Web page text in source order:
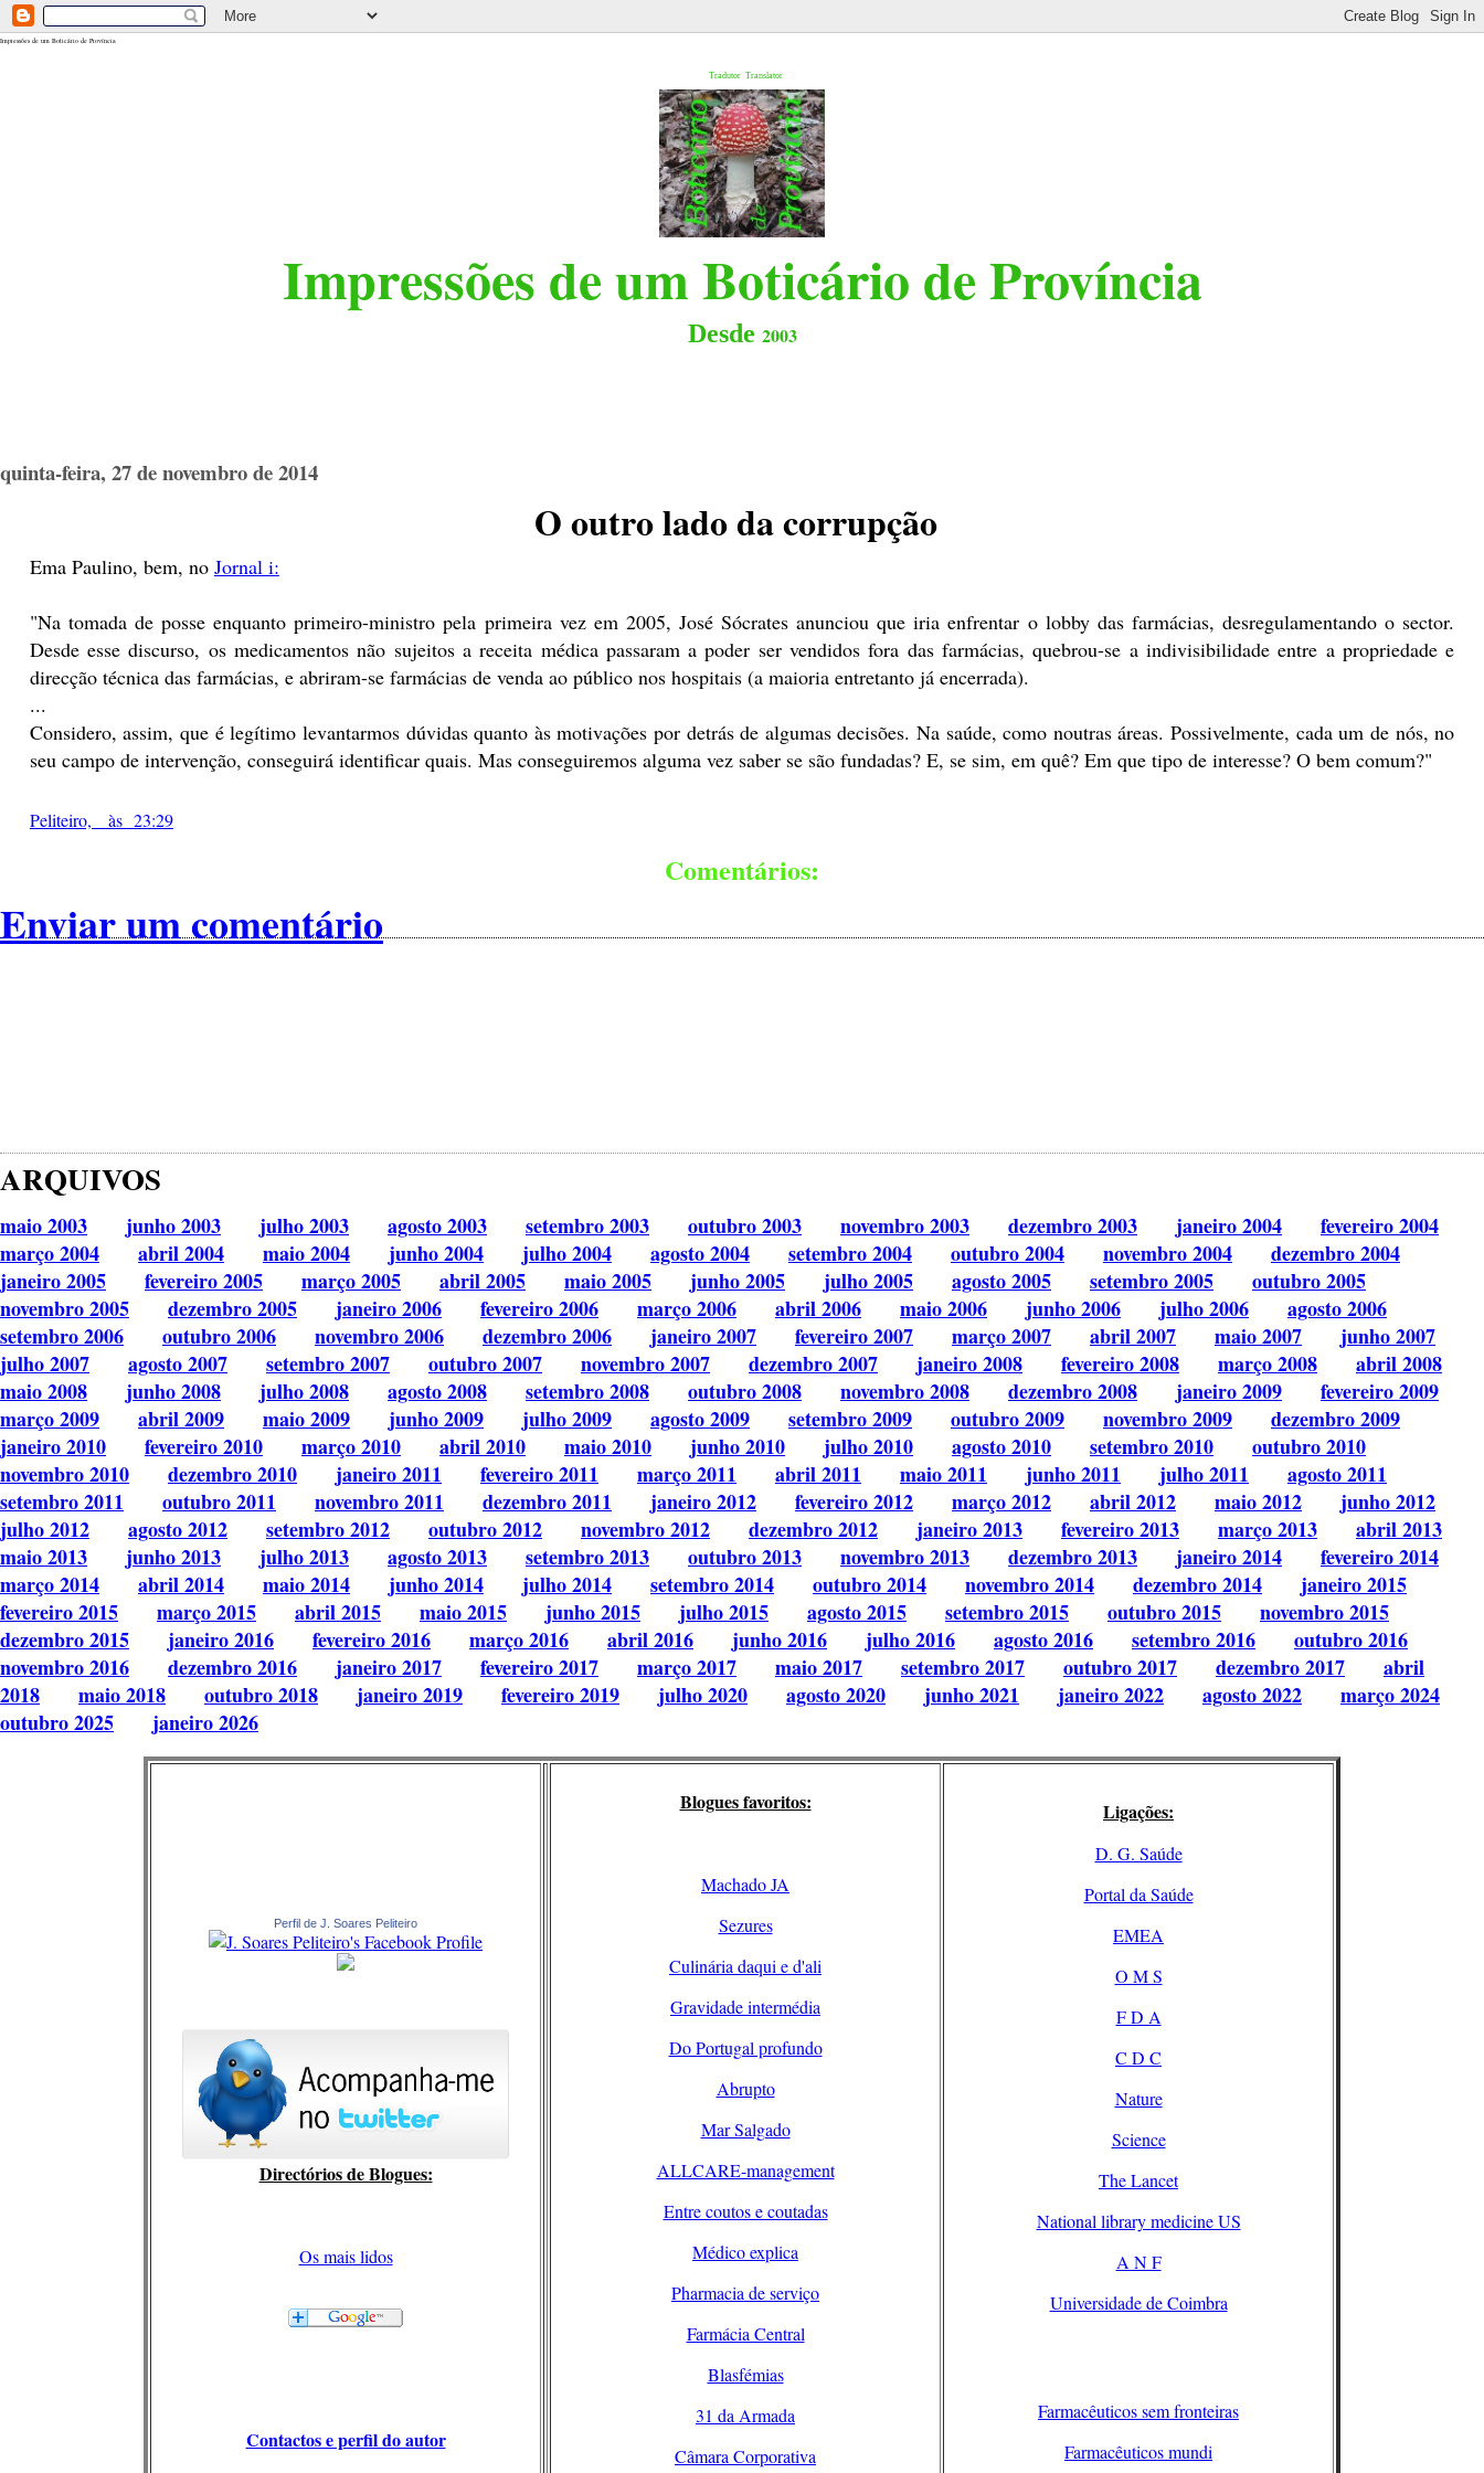
<$BlogRSDUrl$>
Impressões de um Boticário de Província
Tradutor Translator
Impressões de um Boticário de Província
Desde 2003
quinta-feira, 27 de novembro de 2014
O outro lado da corrupção
Ema Paulino, bem, no Jornal i:
"Na tomada de posse enquanto primeiro-ministro pela primeira vez em 2005, José Sócrates anunciou que iria enfrentar o lobby das farmácias, desregulamentando o sector.
Desde esse discurso, os medicamentos não sujeitos a receita médica passaram a poder ser vendidos fora das farmácias, quebrou-se a indivisibilidade entre a propriedade e
direcção técnica das farmácias, e abriram-se farmácias de venda ao público nos hospitais (a maioria entretanto já encerrada).
...
Considero, assim, que é legítimo levantarmos dúvidas quanto às motivações por detrás de algumas decisões. Na saúde, como noutras áreas. Possivelmente, cada um de nós, no
seu campo de intervenção, conseguirá identificar quais. Mas conseguiremos alguma vez saber se são fundadas? E, se sim, em quê? Em que tipo de interesse? O bem comum?"
Peliteiro, às 23:29
Comentários:
Enviar um comentário
ARQUIVOS
maio 2003 junho 2003 julho 2003 agosto 2003 setembro 2003 outubro 2003 novembro 2003 dezembro 2003 janeiro 2004
fevereiro 2004
março 2004
abril 2004 maio 2004 junho 2004 julho 2004 agosto 2004 setembro 2004 outubro 2004 novembro 2004
dezembro 2004
janeiro 2005
fevereiro 2005 março 2005 abril 2005 maio 2005 junho 2005 julho 2005 agosto 2005 setembro 2005
outubro 2005
novembro 2005
dezembro 2005 janeiro 2006 fevereiro 2006 março 2006 abril 2006 maio 2006 junho 2006 julho 2006
agosto 2006
setembro 2006
outubro 2006 novembro 2006 dezembro 2006 janeiro 2007 fevereiro 2007 março 2007 abril 2007 maio 2007
junho 2007
julho 2007
agosto 2007 setembro 2007 outubro 2007 novembro 2007 dezembro 2007 janeiro 2008 fevereiro 2008 março 2008
abril 2008
maio 2008
junho 2008 julho 2008 agosto 2008 setembro 2008 outubro 2008 novembro 2008 dezembro 2008 janeiro 2009
fevereiro 2009
março 2009
abril 2009 maio 2009 junho 2009 julho 2009 agosto 2009 setembro 2009 outubro 2009 novembro 2009
dezembro 2009
janeiro 2010
fevereiro 2010 março 2010 abril 2010 maio 2010 junho 2010 julho 2010 agosto 2010 setembro 2010
outubro 2010
novembro 2010
dezembro 2010 janeiro 2011 fevereiro 2011 março 2011 abril 2011 maio 2011 junho 2011 julho 2011
agosto 2011
setembro 2011
outubro 2011 novembro 2011 dezembro 2011 janeiro 2012 fevereiro 2012 março 2012 abril 2012 maio 2012
junho 2012
julho 2012
agosto 2012 setembro 2012 outubro 2012 novembro 2012 dezembro 2012 janeiro 2013 fevereiro 2013 março 2013
abril 2013
maio 2013
junho 2013 julho 2013 agosto 2013 setembro 2013 outubro 2013 novembro 2013 dezembro 2013 janeiro 2014
fevereiro 2014
março 2014
abril 2014 maio 2014 junho 2014 julho 2014 setembro 2014 outubro 2014 novembro 2014 dezembro 2014
janeiro 2015
fevereiro 2015
março 2015 abril 2015 maio 2015 junho 2015 julho 2015 agosto 2015 setembro 2015 outubro 2015
novembro 2015
dezembro 2015
janeiro 2016 fevereiro 2016 março 2016 abril 2016 junho 2016 julho 2016 agosto 2016 setembro 2016
outubro 2016
novembro 2016
dezembro 2016 janeiro 2017 fevereiro 2017 março 2017 maio 2017 setembro 2017 outubro 2017 dezembro 2017
abril
2018
maio 2018 outubro 2018 janeiro 2019 fevereiro 2019 julho 2020 agosto 2020 junho 2021 janeiro 2022 agosto 2022
março 2024
outubro 2025
janeiro 2026
Perfil de J. Soares Peliteiro
Directórios de Blogues:
Os mais lidos
Contactos e perfil do autor
Blogues favoritos:
Machado JA
Sezures
Culinária daqui e d'ali
Gravidade intermédia
Do Portugal profundo
Abrupto
Mar Salgado
ALLCARE-management
Entre coutos e coutadas
Médico explica
Pharmacia de serviço
Farmácia Central
Blasfémias
31 da Armada
Câmara Corporativa
Ligações:
D. G. Saúde
Portal da Saúde
EMEA
O M S
F D A
C D C
Nature
Science
The Lancet
National library medicine US
A N F
Universidade de Coimbra
Farmacêuticos sem fronteiras
Farmacêuticos mundi